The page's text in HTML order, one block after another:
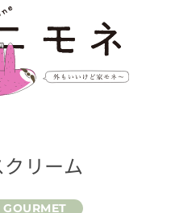
クリーム